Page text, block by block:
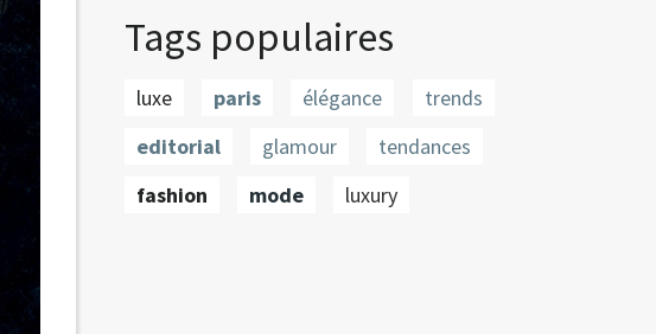
Tags populaires
luxe paris élégance
trends
editorial
glamour
tendances
fashion
mode luxury